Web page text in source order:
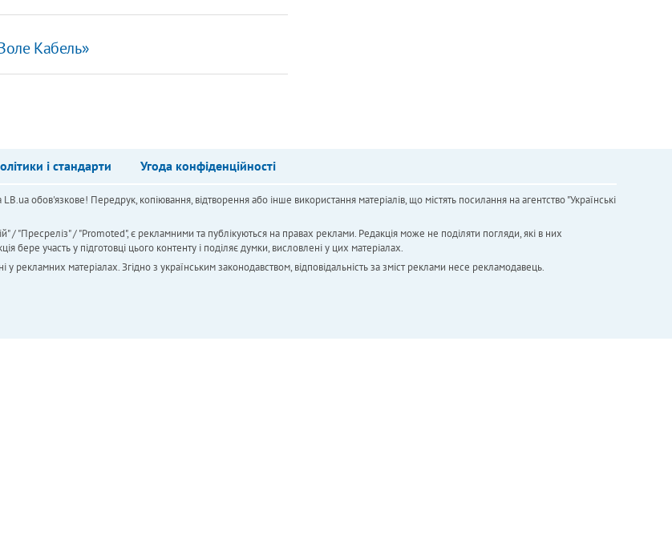
Кабель»
і стандарти Угода конфіденційності
обов'язкове! Передрук, копіювання, відтворення або інше використання матеріалів, що містять посилання на агентство "Українськi
/ "Пресреліз" / "Promoted", є рекламними та публікуються на правах реклами. Редакція може не поділяти погляди, які в них
участь у підготовці цього контенту і поділяє думки, висловлені у цих матеріалах.
рекламних матеріалах. Згідно з українським законодавством, відповідальність за зміст реклами несе рекламодавець.